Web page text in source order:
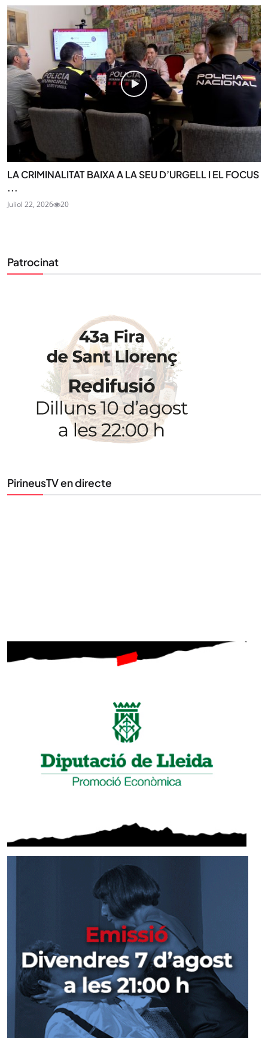
LA CRIMINALITAT BAIXA A LA SEU D’URGELL I EL FOCUS
...
Juliol 22, 2026 20
Patrocinat
PirineusTV en directe
STAY UPDATED
Uneix-te al nostre butlletí
la informació que importa.